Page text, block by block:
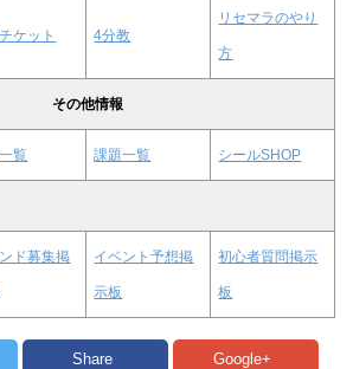
ケット 4分教
リセマラのやり
方
その他情報
覧 課題一覧 シールSHOP
ド募集掲 イベント予想掲
示板
初心者質問掲示
板
Share Google+